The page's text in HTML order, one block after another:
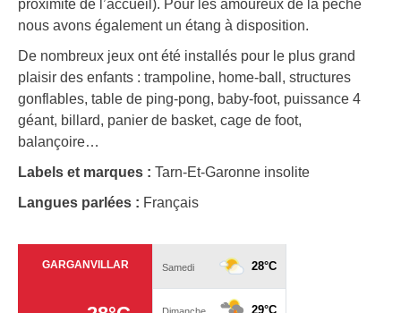
proximité de l’accueil). Pour les amoureux de la pêche
nous avons également un étang à disposition.
De nombreux jeux ont été installés pour le plus grand
plaisir des enfants : trampoline, home-ball, structures
gonflables, table de ping-pong, baby-foot, puissance 4
géant, billard, panier de basket, cage de foot,
balançoire…
Labels et marques : Tarn-Et-Garonne insolite
Langues parlées : Français